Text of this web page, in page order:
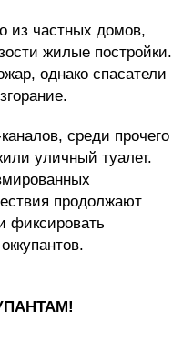
из частных домов,
жилые постройки.
однако спасатели
среди прочего
уличный туалет.
продолжают
фиксировать